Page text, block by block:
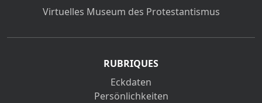
Virtuelles Museum des Protestantismus
RUBRIQUES
Eckdaten
Persönlichkeiten